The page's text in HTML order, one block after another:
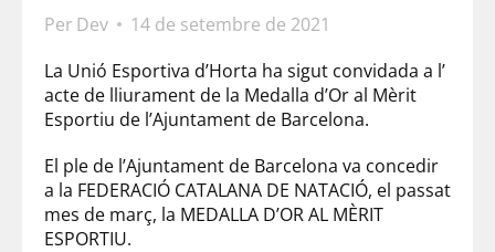
Per Dev
14 de setembre de 2021
La Unió Esportiva d’Horta ha sigut convidada a l’
acte de lliurament de la Medalla d’Or al Mèrit
Esportiu de l’Ajuntament de Barcelona.
El ple de l’Ajuntament de Barcelona va concedir
a la FEDERACIÓ CATALANA DE NATACIÓ, el passat
mes de març, la MEDALLA D’OR AL MÈRIT
ESPORTIU.